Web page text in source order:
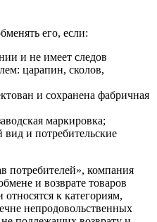
его, если:
и не имеет следов
царапин, сколов,
и сохранена фабричная
маркировка;
вид и потребительские
потребителей», компания
и возврате товаров
к категориям,
непродовольственных